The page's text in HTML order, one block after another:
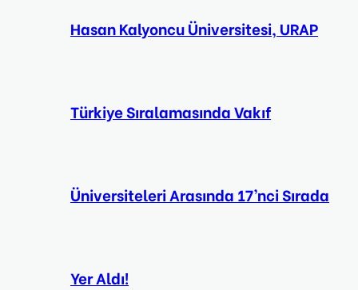
Hasan Kalyoncu Üniversitesi, URAP
Türkiye Sıralamasında Vakıf
Üniversiteleri Arasında 17’nci Sırada
Yer Aldı!